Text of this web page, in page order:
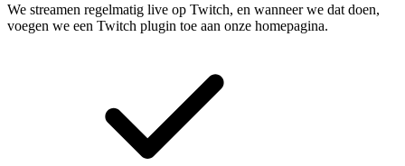
We streamen regelmatig live op Twitch, en wanneer we dat doen,
voegen we een Twitch plugin toe aan onze homepagina.